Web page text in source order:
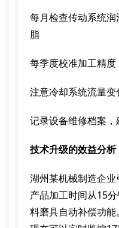
每月检查传动系统
脂
每季度校准加工精
注意冷却系统流量
记录设备维修档案
技术升级的效益分析
湖州某机械制造企
产品加工时间从15
料磨具自动补偿功能